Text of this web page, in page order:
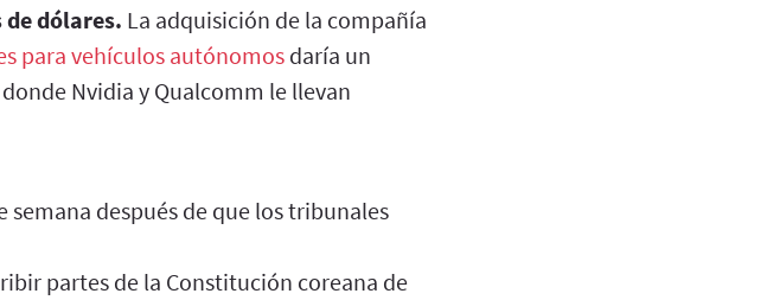
dólares. La adquisición de la compañía
para vehículos autónomos daría un
Nvidia y Qualcomm le llevan
semana después de que los tribunales
partes de la Constitución coreana de